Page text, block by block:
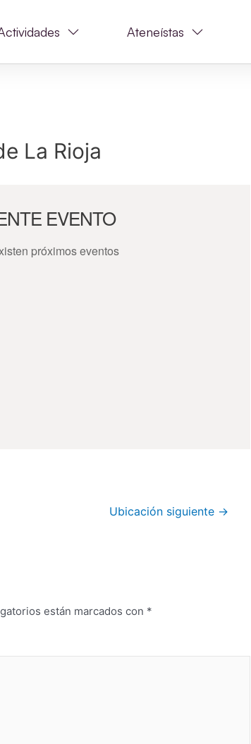
Ateneístas
La Rioja
EVENTO
próximos eventos
Ubicación siguiente →
están marcados con *